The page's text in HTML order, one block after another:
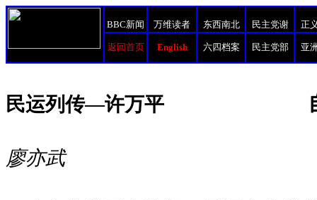
BBC新闻 万维读者 东西南北 民主党谢 正
返回首页 English 六四档案 民主党部 亚
民运列传—许万平
廖亦武